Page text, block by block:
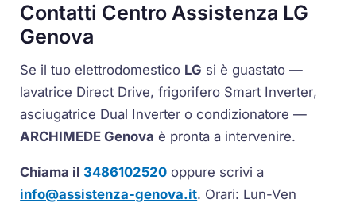
Contatti Centro Assistenza LG
Genova
Se il tuo elettrodomestico LG si è guastato —
lavatrice Direct Drive, frigorifero Smart Inverter,
asciugatrice Dual Inverter o condizionatore —
ARCHIMEDE Genova è pronta a intervenire.
Chiama il 3486102520 oppure scrivi a
info@assistenza-genova.it. Orari: Lun-Ven